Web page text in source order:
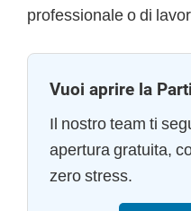
professionale o di
Vuoi aprire la
Il nostro team ti
apertura gratuita,
zero stress.